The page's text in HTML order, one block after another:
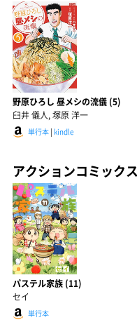
野原ひろし 昼メシの流儀 (5)
臼井 儀人, 塚原 洋一
単行本 | kindle
アクションコミック
パステル家族 (11)
セイ
単行本